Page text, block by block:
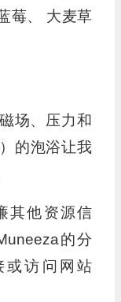
莓、 大麦草
场、压力和
的泡浴让我
其他资源信
的分
或访问网站